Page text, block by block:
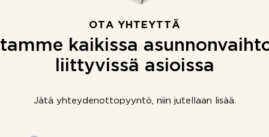
OTA YHTEYTTÄ
kaikissa
liittyvissä asioissa
Jätä yhteydenottopyyntö, niin jutellaan lisää.